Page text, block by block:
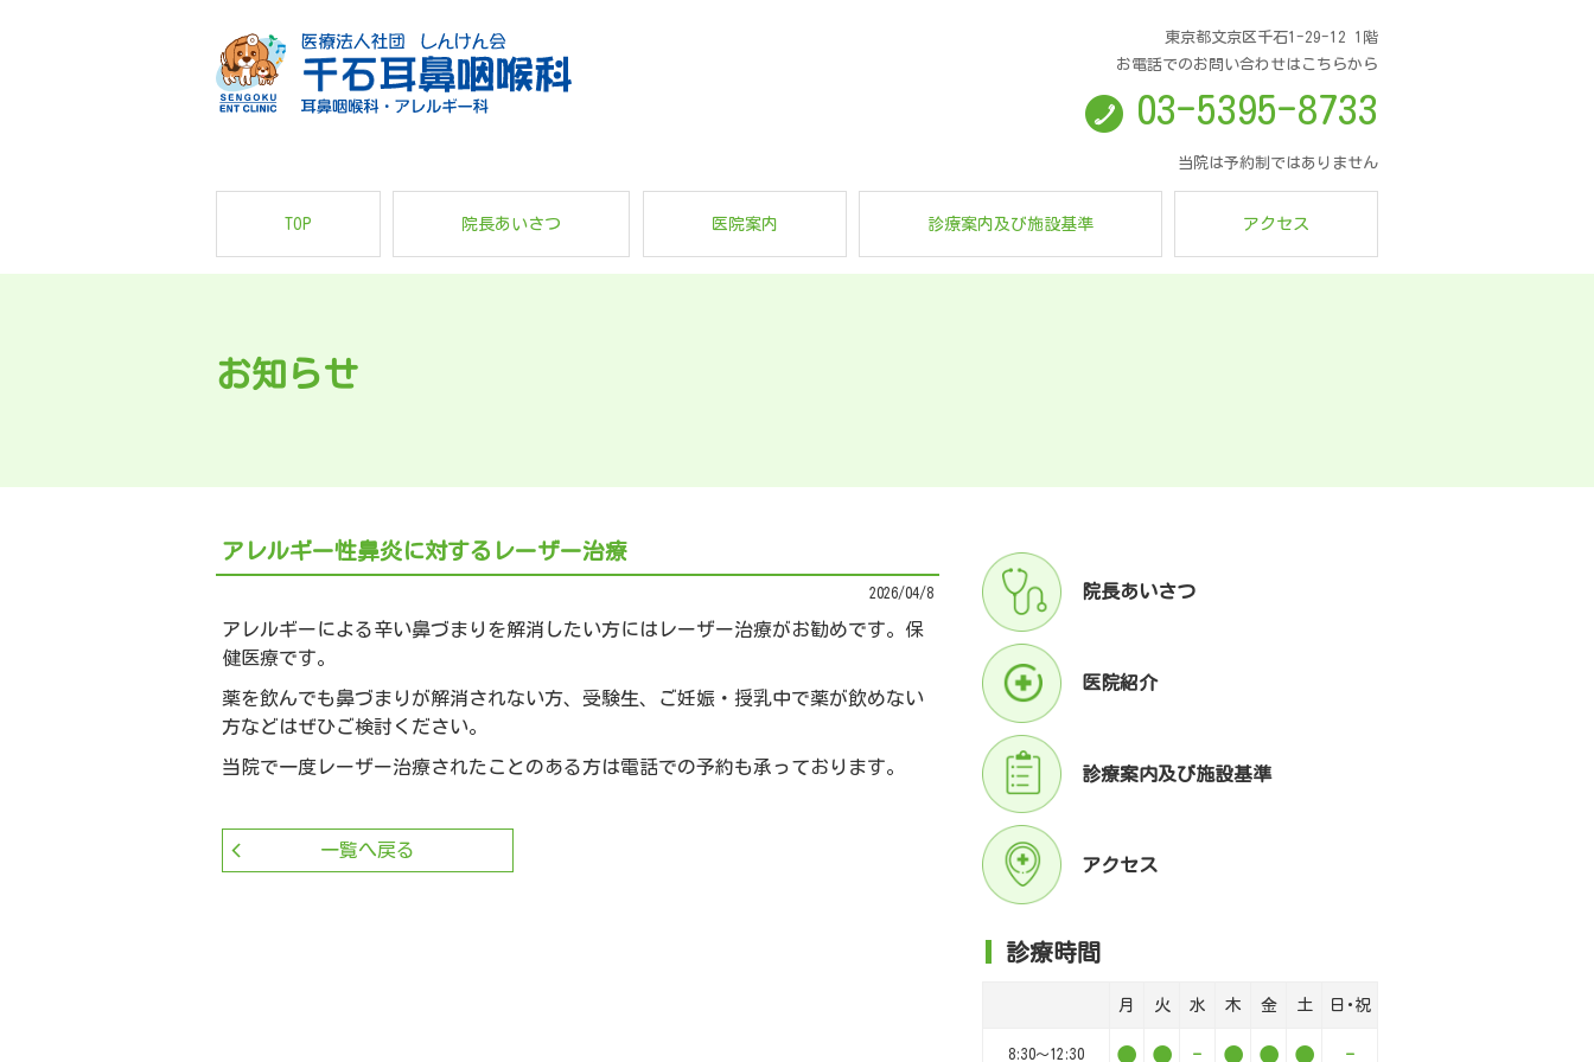
東京都文京区千石1-29-12 1階
お電話でのお問い合わせはこちらから
03-5395-8733
当院は予約制ではありません
TOP 院長あいさつ 医院案内 診療案内及び施設基準 アクセス
お知らせ
アレルギー性鼻炎に対するレーザー治療
2026/04/8
アレルギーによる辛い鼻づまりを解消したい方にはレーザー治療がお勧めです。保
健医療です。
薬を飲んでも鼻づまりが解消されない方、受験生、ご妊娠・授乳中で薬が飲めない
方などはぜひご検討ください。
当院で一度レーザー治療されたことのある方は電話での予約も承っております。
一覧へ戻る
院長あいさつ
医院紹介
診療案内及び施設基準
アクセス
診療時間
月 火 水 木 金 土 日･祝
8:30～12:30 ● ● - ● ● ● -